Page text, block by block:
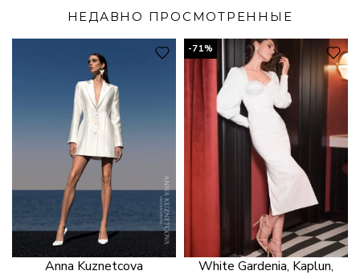
НЕДАВНО ПРОСМОТРЕННЫЕ
Anna Kuznetcova
-71%
White Gardenia, Kaplun,